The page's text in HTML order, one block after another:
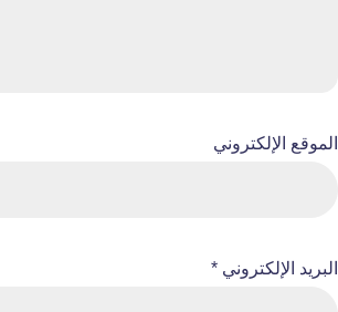
البريد الإلكتروني *
الموقع الإلكتروني